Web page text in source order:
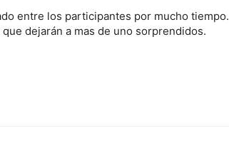
entre los participantes por mucho tiempo.
dejarán a mas de uno sorprendidos.